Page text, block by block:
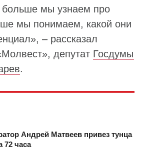
мы узнаем про
мы понимаем, какой они
– рассказал
депутат Госдумы
.
Андрей Матвеев привез тунца
72 часа